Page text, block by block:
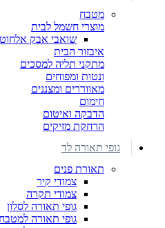
מטבח
מוצרי חשמל לבית
שואבי אבק
איבזור הבית
מתקני תליה למסכים
ונטות ומפוחים
מאווררים ומצננים
חימום
הדבקה ואיטום
הרחקת מזיקים
גופי תאורה לד
תאורת פנים
צמודי קיר
צמודי תקרה
גופי תאורה לסלון
גופי תאורה למטבח